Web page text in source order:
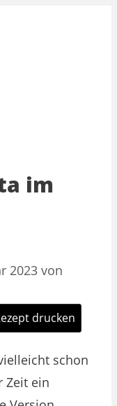
im
2023 von
drucken
schon
Zeit ein